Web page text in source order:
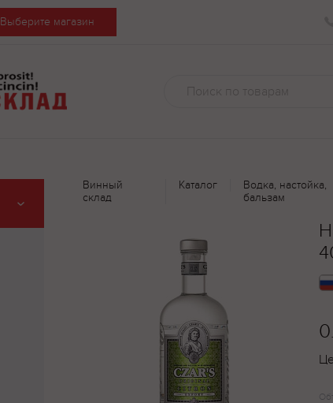
Выберите магазин
Винный
склад
Каталог
Водка, настойка,
бальзам
0